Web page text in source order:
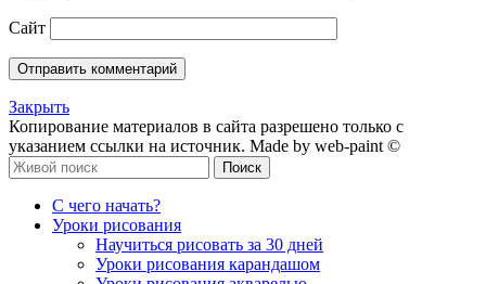
Сайт
Закрыть
Копирование материалов в сайта разрешено только с
указанием ссылки на источник. Made by web-paint ©
Поиск
С чего начать?
Уроки рисования
Научиться рисовать за 30 дней
Уроки рисования карандашом